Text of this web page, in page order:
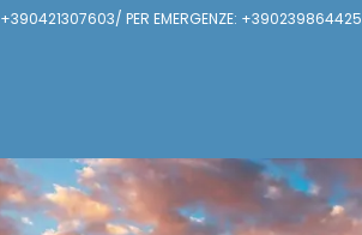
+390421307603/ PER EMERGENZE: +390239864425